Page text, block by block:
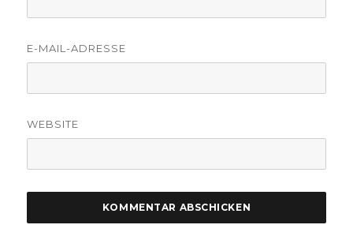
E-MAIL-ADRESSE
WEBSITE